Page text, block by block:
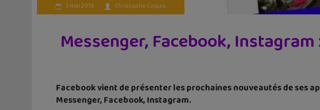
3 mai 2019 Christophe Coquis
Messenger, Facebook,
Facebook vient de présenter les prochaines nouveautés de ses
Messenger, Facebook, Instagram.